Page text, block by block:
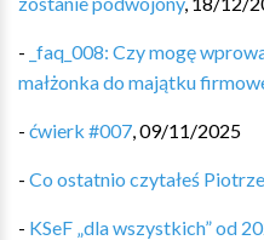
- _faq_008: Czy mogę
małżonka do majątku
- ćwierk #007,09/11/2025
- Co ostatnio czytałeś
- KSeF „dla wszystkich” od